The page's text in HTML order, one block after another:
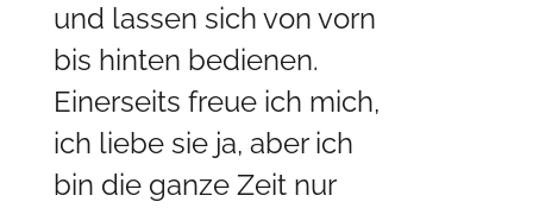
und lassen sich von vorn
bis hinten bedienen.
Einerseits freue ich mich,
ich liebe sie ja, aber ich
bin die ganze Zeit nur